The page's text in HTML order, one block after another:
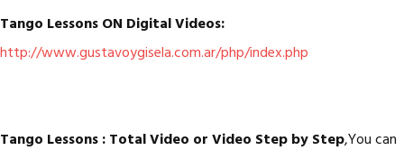
Tango Lessons ON Digital Videos:
http://www.gustavoygisela.com.ar/php/index.php
Tango Lessons : Total Video or Video Step by Step,You can